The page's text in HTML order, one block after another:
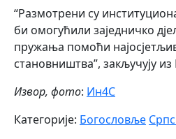
“Размотрени су
би омогућили заједничко
пружања помоћи
становништва”, закључују
Извор, фото: Ин4С
Категорије: Богословље